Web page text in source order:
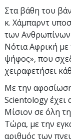
Στα βάθη του
κ. Χάμπαρντ
των Ανθρωπίνων
Νότια Αφρική
ψήφος», που
χειραφετήσει
Με την
Scientology έχει
Μίσιον σε όλη
Τώρα, με την
αριθμός των